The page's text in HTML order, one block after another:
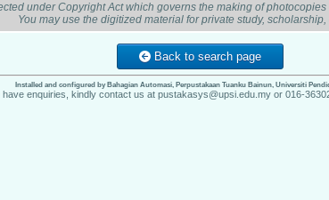
under Copyright Act which governs the making of
You may use the digitized material for private study, scholarship,
Back to search page
Installed and configured by Bahagian Automasi, Perpustakaan Tuanku Bainun, Universiti
have enquiries, kindly contact us at pustakasys@upsi.edu.my or 016-